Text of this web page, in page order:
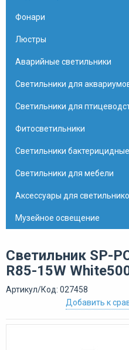
Фонари
Люстры
Аварийные светильники
Светильники для
Светильники для
Фитосветильники
Светильники бактерицидные
Светильники для мебели
Аксессуары для
Музейное освещение
Светильник SP-
R85-15W
Артикул/Код: 027458
Добавить к